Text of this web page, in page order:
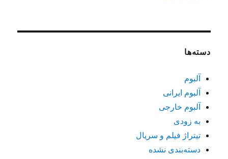
دسته‌ها
آلبوم
آلبوم ایرانی
آلبوم خارجی
به زودی
تیتراژ فیلم و سریال
دسته‌بندی نشده